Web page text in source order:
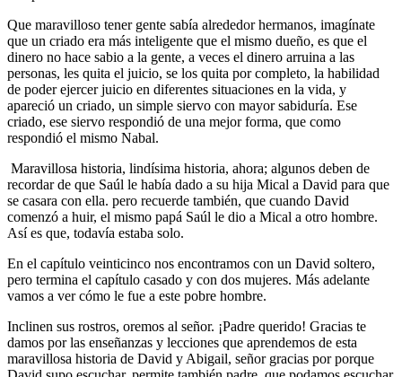
Que maravilloso tener gente sabía alrededor hermanos, imagínate
que un criado era más inteligente que el mismo dueño, es que el
dinero no hace sabio a la gente, a veces el dinero arruina a las
personas, les quita el juicio, se los quita por completo, la habilidad
de poder ejercer juicio en diferentes situaciones en la vida, y
apareció un criado, un simple siervo con mayor sabiduría. Ese
criado, ese siervo respondió de una mejor forma, que como
respondió el mismo Nabal.
Maravillosa historia, lindísima historia, ahora; algunos deben de
recordar de que Saúl le había dado a su hija Mical a David para que
se casara con ella. pero recuerde también, que cuando David
comenzó a huir, el mismo papá Saúl le dio a Mical a otro hombre.
Así es que, todavía estaba solo.
En el capítulo veinticinco nos encontramos con un David soltero,
pero termina el capítulo casado y con dos mujeres. Más adelante
vamos a ver cómo le fue a este pobre hombre.
Inclinen sus rostros, oremos al señor. ¡Padre querido! Gracias te
damos por las enseñanzas y lecciones que aprendemos de esta
maravillosa historia de David y Abigail, señor gracias por porque